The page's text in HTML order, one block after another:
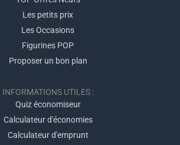
Les petits prix
Les Occasions
Figurines POP
Proposer un bon plan
INFORMATIONS UTILES :
Quiz économiseur
Calculateur d'économies
Calculateur d'emprunt